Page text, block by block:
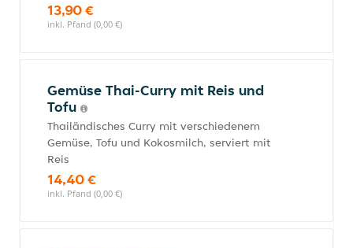
13,90 €
inkl. Pfand (0,00 €)
Gemüse Thai-Curry mit Reis und
Tofu
Thailändisches Curry mit verschiedenem
Gemüse, Tofu und Kokosmilch, serviert mit
Reis
14,40 €
inkl. Pfand (0,00 €)